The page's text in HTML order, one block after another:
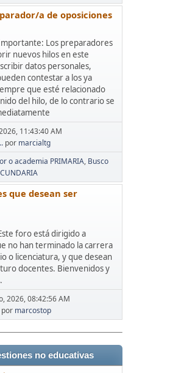
a de oposiciones
Los preparadores
nuevos hilos en este
datos personales,
contestar a los ya
que esté relacionado
del hilo, de lo contrario se
11:43:40 AM
por marcialtg
o academia PRIMARIA Busco
que desean ser
foro está dirigido a
no han terminado la carrera
o licenciatura, y que desean
docentes. Bienvenidos y
2026, 08:42:56 AM
por marcostop
no educativas